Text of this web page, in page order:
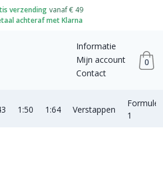
verzending vanaf € 49
achteraf met Klarna
Informatie
Mijn account
Contact
0
1:50 1:64 Verstappen
Formule
1